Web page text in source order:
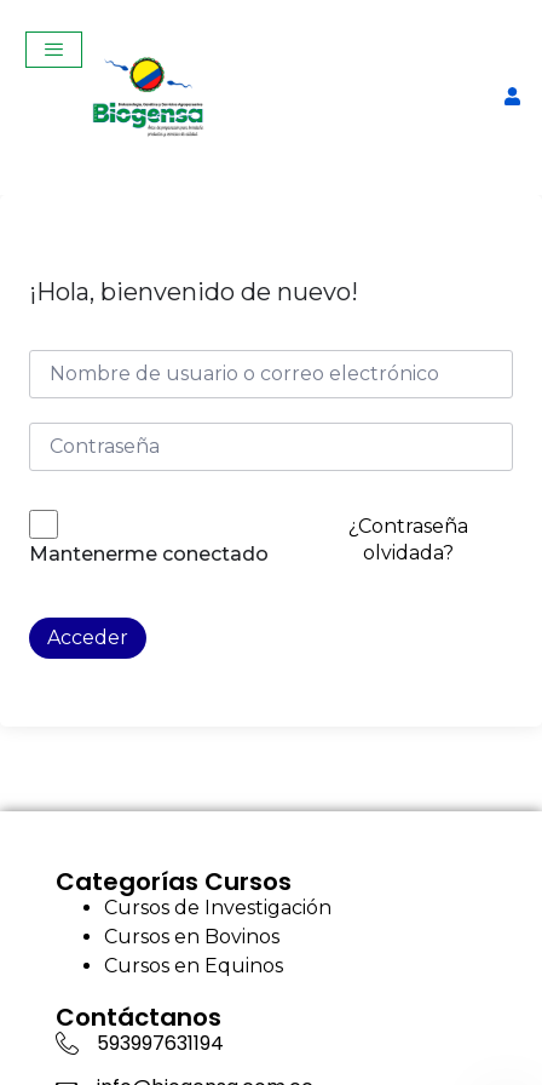
¡Hola, bienvenido de nuevo!
Mantenerme conectado
¿Contraseña
olvidada?
Acceder
Categorías Cursos
Cursos de Investigación
Cursos en Bovinos
Cursos en Equinos
Contáctanos
593997631194
urso Teórico-Práctico De
Inseminación Artificial En
$320,00 + ADD